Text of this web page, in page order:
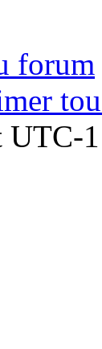
forum
UTC-